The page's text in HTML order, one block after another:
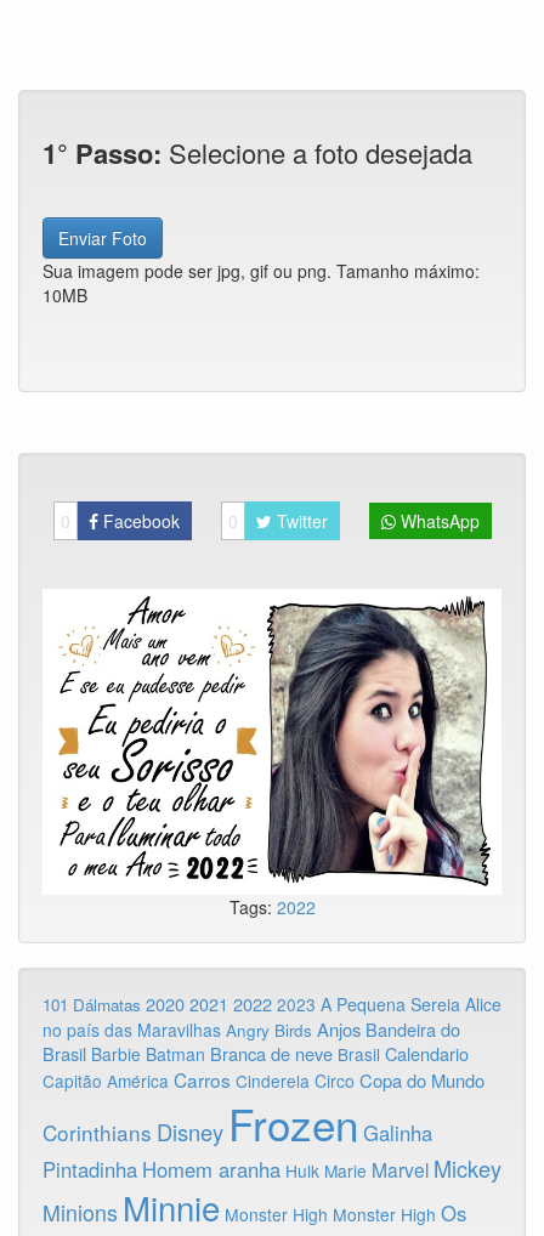
1° Passo: Selecione a foto desejada
Enviar Foto
Sua imagem pode ser jpg, gif ou png. Tamanho máximo:
10MB
0 Facebook 0 Twitter WhatsApp
Tags: 2022
101 Dálmatas 2020 2021 2022 2023 A Pequena Sereia Alice
no país das Maravilhas Angry Birds Anjos Bandeira do
Brasil Barbie Batman Branca de neve Brasil Calendario
Capitão América Carros Cinderela Circo Copa do Mundo
Corinthians Disney Frozen Galinha
Pintadinha Homem aranha Hulk Marie Marvel Mickey
Minions Minnie Monster High Monster High Os